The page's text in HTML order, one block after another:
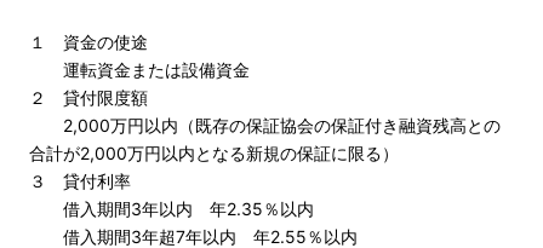
１ 資金の使途
運転資金または設備資金
２ 貸付限度額
2,000万円以内（既存の保証協会の保証付き融資残高との
合計が2,000万円以内となる新規の保証に限る）
３ 貸付利率
借入期間3年以内 年2.35％以内
借入期間3年超7年以内 年2.55％以内